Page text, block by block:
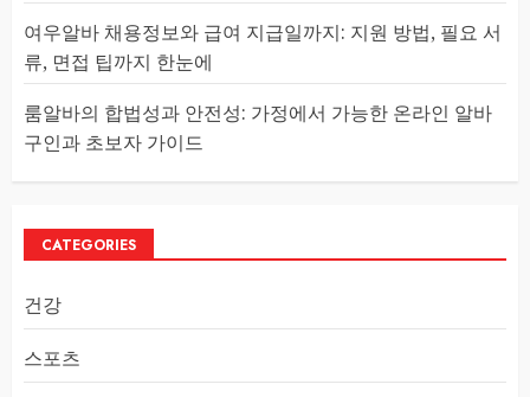
여우알바 채용정보와 급여 지급일까지: 지원 방법, 필요 서
류, 면접 팁까지 한눈에
룸알바의 합법성과 안전성: 가정에서 가능한 온라인 알바
구인과 초보자 가이드
CATEGORIES
건강
스포츠